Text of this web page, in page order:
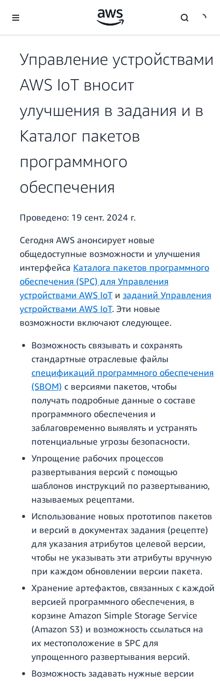
Перейти к главному контенту
Управление устройствами
AWS IoT вносит
улучшения в задания и в
Каталог пакетов
программного
обеспечения
Проведено: 19 сент. 2024 г.
Сегодня AWS анонсирует новые
общедоступные возможности и улучшения
интерфейса Каталога пакетов программного
обеспечения (SPC) для Управления
устройствами AWS IoT и заданий Управления
устройствами AWS IoT. Эти новые
возможности включают следующее.
Возможность связывать и сохранять
стандартные отраслевые файлы
спецификаций программного обеспечения
(SBOM) с версиями пакетов, чтобы
получать подробные данные о составе
программного обеспечения и
заблаговременно выявлять и устранять
потенциальные угрозы безопасности.
Упрощение рабочих процессов
развертывания версий с помощью
шаблонов инструкций по развертыванию,
называемых рецептами.
Использование новых прототипов пакетов
и версий в документах задания (рецепте)
для указания атрибутов целевой версии,
чтобы не указывать эти атрибуты вручную
при каждом обновлении версии пакета.
Хранение артефактов, связанных с каждой
версией программного обеспечения, в
корзине Amazon Simple Storage Service
(Amazon S3) и возможность ссылаться на
их местоположение в SPC для
упрощенного развертывания версий.
Возможность задавать нужные версии